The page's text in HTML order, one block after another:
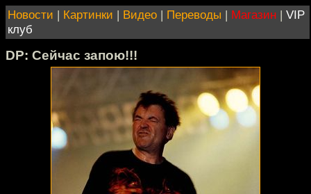
Новости | Картинки | Видео | Переводы | Магазин | VIP
клуб
DP: Сейчас запою!!!